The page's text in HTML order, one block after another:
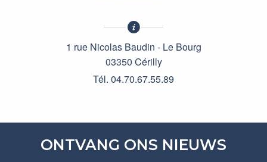
1 rue Nicolas Baudin - Le Bourg
03350 Cérilly
Tél. 04.70.67.55.89
ONTVANG ONS NIEUWS